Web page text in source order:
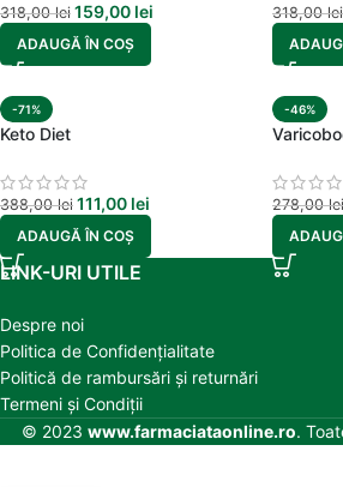
318,00lei 159,00 lei
ADAUGĂ ÎN COȘ
318,00lei
-71%
Keto Diet
388,00lei 111,00 lei
ADAUGĂ ÎN COȘ
-46%
278,00lei
LINK-URI UTILE
Despre noi
Politica de Confidențialitate
Politică de rambursări și returnări
Termeni și Condiții
© 2023 www.farmaciataonline.ro.